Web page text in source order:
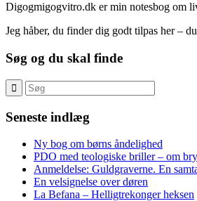
Digogmigogvitro.dk er min notesbog om
Jeg håber, du finder dig godt tilpas her –
Søg og du skal finde
Seneste indlæg
Ny bog om børns åndelighed
PDO med teologiske briller – om
Anmeldelse: Guldgraverne. En
En velsignelse over døren
La Befana – Helligtrekonger heksen